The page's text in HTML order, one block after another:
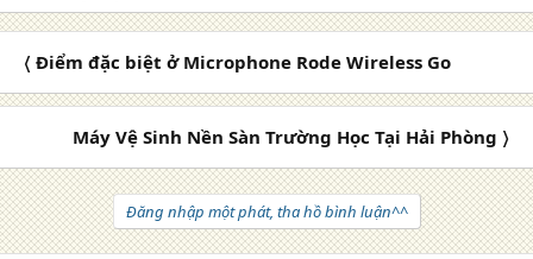
〈 Điểm đặc biệt ở Microphone Rode Wireless Go
Máy Vệ Sinh Nền Sàn Trường Học Tại Hải Phòng 〉
Đăng nhập một phát, tha hồ bình luận^^